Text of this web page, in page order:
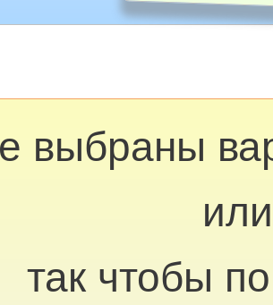
выбраны
так чтобы